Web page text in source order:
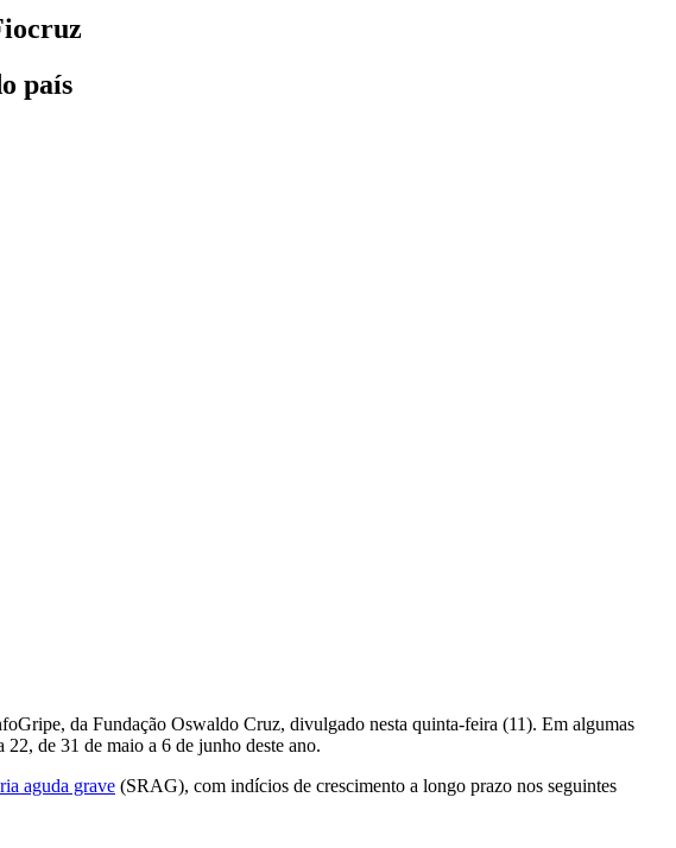
país
da Fundação Oswaldo Cruz, divulgado nesta quinta-feira (11). Em algumas
22, de 31 de maio a 6 de junho deste ano.
aguda grave (SRAG), com indícios de crescimento a longo prazo nos seguintes